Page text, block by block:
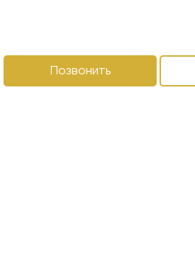
Позвонить